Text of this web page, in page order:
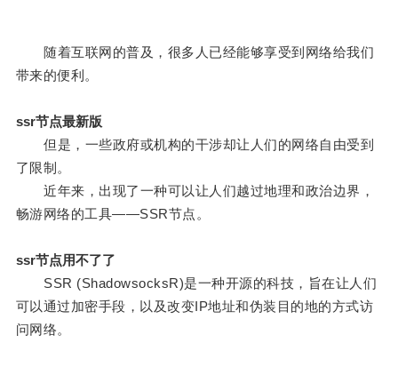
随着互联网的普及，很多人已经能够享受到网络给我们
带来的便利。
ssr节点最新版
但是，一些政府或机构的干涉却让人们的网络自由受到
了限制。
近年来，出现了一种可以让人们越过地理和政治边界，
畅游网络的工具——SSR节点。
ssr节点用不了了
SSR (ShadowsocksR)是一种开源的科技，旨在让人们
可以通过加密手段，以及改变IP地址和伪装目的地的方式访
问网络。